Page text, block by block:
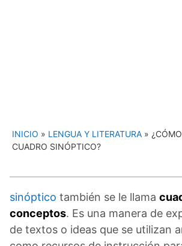
INICIO » LENGUA Y LITERATURA »
CUADRO SINÓPTICO?
sinóptico también se le llama
conceptos. Es una manera de
de textos o ideas que se utilizan